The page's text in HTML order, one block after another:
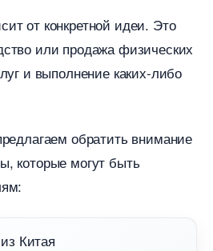
от конкретной идеи. Это
или продажа физических
и выполнение каких-либо
обратить внимание
которые могут быть
Китая